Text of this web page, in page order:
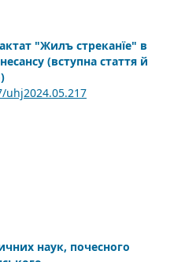
"Жилъ стреканїе" в
(вступна стаття й
uhj2024.05.217
наук, почесного